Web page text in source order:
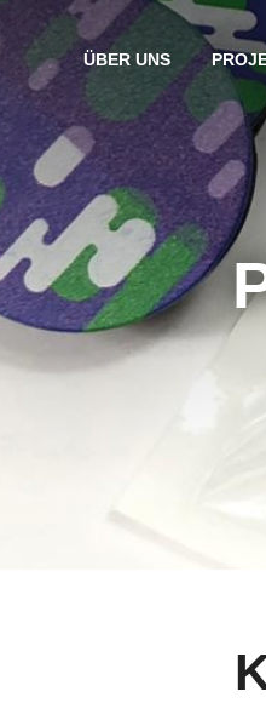
ÜBER UNS